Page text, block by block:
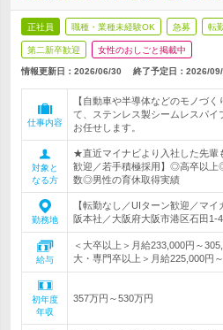
正社員 職種・業種未経験OK 急募 転
第二新卒歓迎 女性のおしごと掲載中
情報更新日：2026/06/30 終了予定日： 2026/
仕事内容
【自動車や半導体などのモノづ
て、ステンレス製シームレスパイ
お任せします。
対象と
なる方
★直近マイナビより入社した先
歓迎／若手積極採用】◎高卒以
数◎男性の育休取得実績
勤務地
【転勤なし／UIターン歓迎／マ
阪本社／大阪府大阪市港区石田1-
給与
＜大卒以上＞月給233,000円～
大・専門卒以上＞月給225,000円
初年度
年収
357万円～530万円